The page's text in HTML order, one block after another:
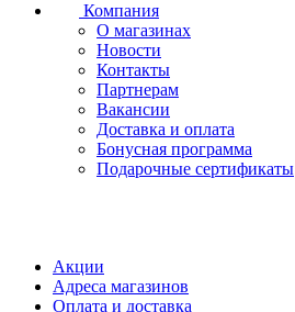
Компания
О магазинах
Новости
Контакты
Партнерам
Вакансии
Доставка и оплата
Бонусная программа
Подарочные сертификаты
Акции
Адреса магазинов
Оплата и доставка